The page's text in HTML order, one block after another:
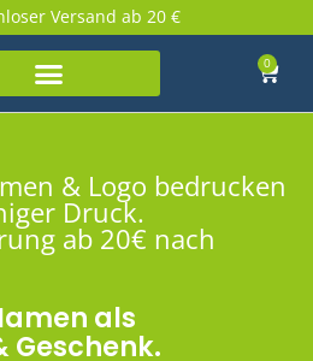
Versand ab 20 €
0
& Logo bedrucken
Druck.
ab 20€ nach
als
Geschenk.